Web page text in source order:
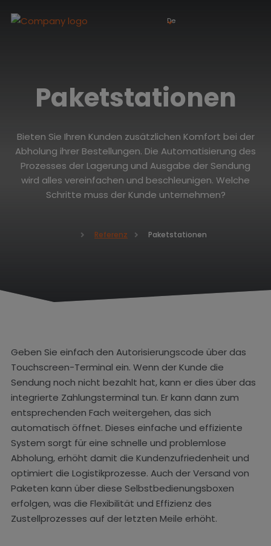
De
Paketstationen
Bieten Sie Ihren Kunden zusätzlichen Komfort bei der
Abholung ihrer Bestellungen. Die Automatisierung des
Prozesses der Lagerung und Ausgabe der Sendung
wird alles vereinfachen und beschleunigen. Welche
Schritte muss der Kunde unternehmen?
Referenz Paketstationen
Geben Sie einfach den Autorisierungscode über das
Touchscreen-Terminal ein. Wenn der Kunde die
Sendung noch nicht bezahlt hat, kann er dies über das
integrierte Zahlungsterminal tun. Er kann dann zum
entsprechenden Fach weitergehen, das sich
automatisch öffnet. Dieses einfache und effiziente
System sorgt für eine schnelle und problemlose
Abholung, erhöht damit die Kundenzufriedenheit und
optimiert die Logistikprozesse. Auch der Versand von
Paketen kann über diese Selbstbedienungsboxen
erfolgen, was die Flexibilität und Effizienz des
Zustellprozesses auf der letzten Meile erhöht.